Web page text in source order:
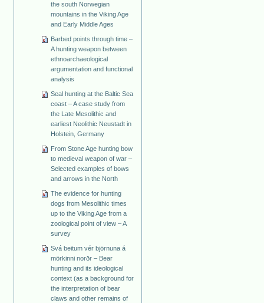
the south Norwegian
mountains in the Viking Age
and Early Middle Ages
Barbed points through time –
A hunting weapon between
ethnoarchaeological
argumentation and functional
analysis
Seal hunting at the Baltic Sea
coast – A case study from
the Late Mesolithic and
earliest Neolithic Neustadt in
Holstein, Germany
From Stone Age hunting bow
to medieval weapon of war –
Selected examples of bows
and arrows in the North
The evidence for hunting
dogs from Mesolithic times
up to the Viking Age from a
zoological point of view – A
survey
Svá beitum vér björnuna á
mörkinni norðr – Bear
hunting and its ideological
context (as a background for
the interpretation of bear
claws and other remains of